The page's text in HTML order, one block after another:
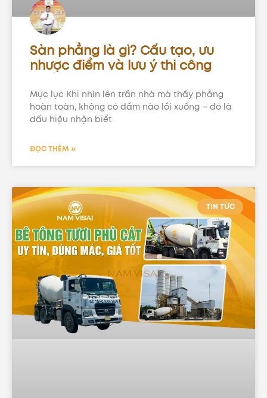
Sàn phẳng là gì? Cấu tạo, ưu
nhược điểm và lưu ý thi công
Mục lục Khi nhìn lên trần nhà mà thấy phẳng
hoàn toàn, không có dầm nào lồi xuống – đó là
dấu hiệu nhận biết
ĐỌC THÊM »
TIN TỨC